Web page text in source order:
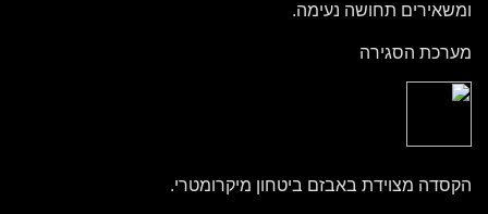
ומשאירים תחושה נעימה.
מערכת הסגירה
הקסדה מצוידת באבזם ביטחון מיקרומטרי.